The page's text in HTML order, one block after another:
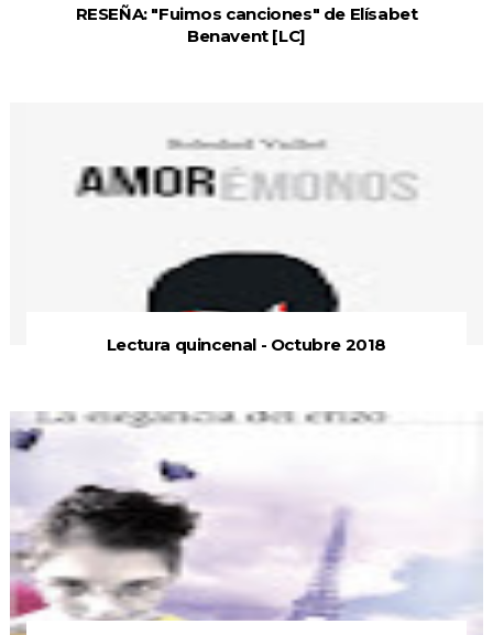
RESEÑA: "Fuimos canciones" de Elísabet
Benavent [LC]
Lectura quincenal - Octubre 2018